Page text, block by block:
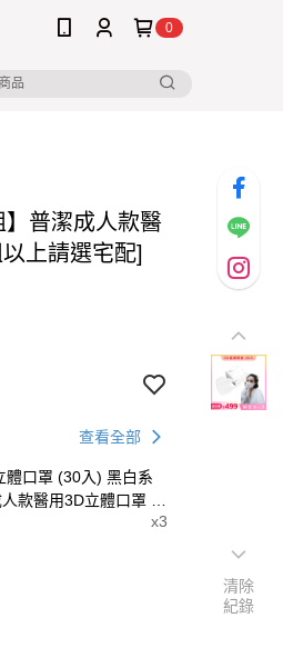
0
】普潔成人款醫
上請選宅配]
查看全部
體口罩 (30入) 黑白系
款醫用3D立體口罩 成
白口罩 黑色口罩 白色
x3
清除
紀錄